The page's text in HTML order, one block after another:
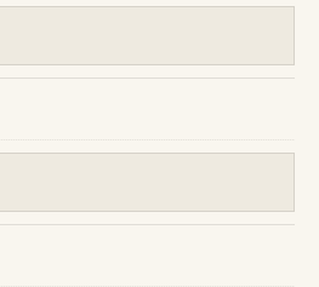
った場合に生じる結果＞
人情報の開示･訂正･削除・利